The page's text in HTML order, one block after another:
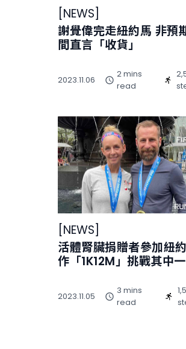
[NEWS]
謝覺偉完走紐約馬 非預
間直言「收貨」
2023.11.06
2 mins
read
NEWS
活體腎臟捐贈者參加紐
作「1K12M」挑戰其中
2023.11.05
3 mins
read